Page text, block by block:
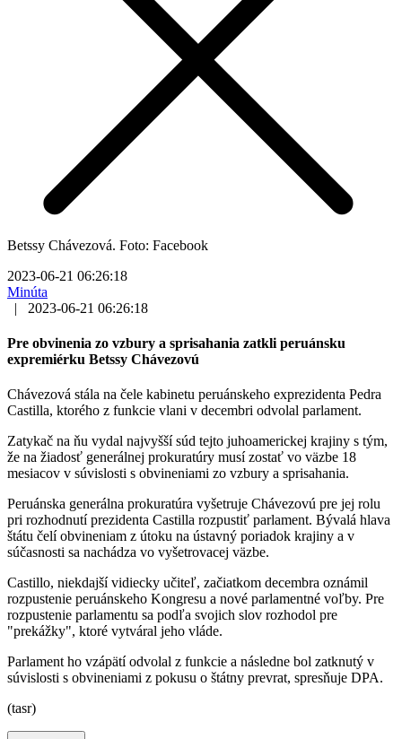
Betssy Chávezová. Foto: Facebook
2023-06-21 06:26:18
Minúta
|
2023-06-21 06:26:18
Pre obvinenia zo vzbury a sprisahania zatkli peruánsku
expremiérku Betssy Chávezovú
Chávezová stála na čele kabinetu peruánskeho exprezidenta Pedra
Castilla, ktorého z funkcie vlani v decembri odvolal parlament.
Zatykač na ňu vydal najvyšší súd tejto juhoamerickej krajiny s tým,
že na žiadosť generálnej prokuratúry musí zostať vo väzbe 18
mesiacov v súvislosti s obvineniami zo vzbury a sprisahania.
Peruánska generálna prokuratúra vyšetruje Chávezovú pre jej rolu
pri rozhodnutí prezidenta Castilla rozpustiť parlament. Bývalá hlava
štátu čelí obvineniam z útoku na ústavný poriadok krajiny a v
súčasnosti sa nachádza vo vyšetrovacej väzbe.
Castillo, niekdajší vidiecky učiteľ, začiatkom decembra oznámil
rozpustenie peruánskeho Kongresu a nové parlamentné voľby. Pre
rozpustenie parlamentu sa podľa svojich slov rozhodol pre
"prekážky", ktoré vytváral jeho vláde.
Parlament ho vzápätí odvolal z funkcie a následne bol zatknutý v
súvislosti s obvineniami z pokusu o štátny prevrat, spresňuje DPA.
(tasr)